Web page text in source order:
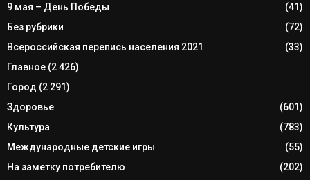
9 мая – День Победы
(41)
Без рубрики
(72)
Всероссийская перепись населения 2021
(33)
Главное (2 426)
Город (2 291)
Здоровье
(601)
Культура
(783)
Международные детские игры
(55)
На заметку потребителю
(202)